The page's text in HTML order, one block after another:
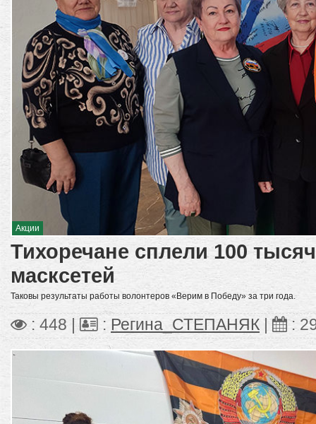
Акции
Тихоречане сплели 100
масксетей
Таковы результаты работы волонтеров «Верим в Победу» за три года.
: 448 | : Регина_СТЕПАНЯК :